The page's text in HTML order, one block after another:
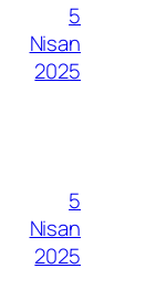
5
Nisan
2025
5
Nisan
2025